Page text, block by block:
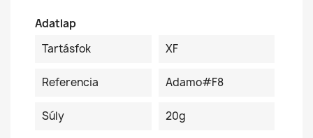
Adatlap
Tartásfok
XF
Referencia Adamo#F8
Súly 20g